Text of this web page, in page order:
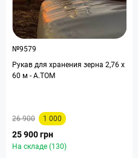
№9579
Рукав для хранения зерна 2,76 х
60 м - A.TOM
26 900 1 000
25 900 грн
На складе (130)